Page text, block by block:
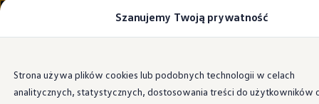
głównej
zawartości
do
stopki
Modele i konfigurator
Auta dostępne od ręki
Cenniki
Modele elektryczne i elektromobilność
Systemy wspomagające widoczność
Szanujemy Twoją prywatność
Strona używa plików cookies lub podobnych technologii w celach
analitycznych, statystycznych, dostosowania treści do użytkowników